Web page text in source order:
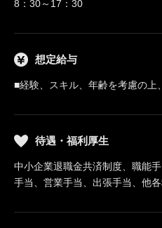
8：30～17：30
想定給与
■経験、スキル、年齢を考慮の上
待遇・福利厚生
中小企業退職金共済制度、職能
手当、営業手当、出張手当、他